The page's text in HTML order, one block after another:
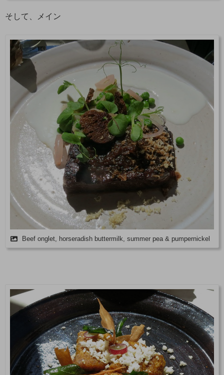
そして、メイン
Beef onglet, horseradish buttermilk, summer pea & pumpernickel